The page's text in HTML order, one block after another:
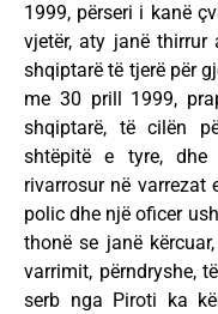
1999, përseri i kanë
vjetër, aty janë
shqiptarë të tjerë për
me 30 prill 1999,
shqiptarë, të cilën
shtëpitë e tyre,
rivarrosur në
polic dhe një oficer
thonë se janë
varrimit, përndryshe,
serb nga Piroti ka